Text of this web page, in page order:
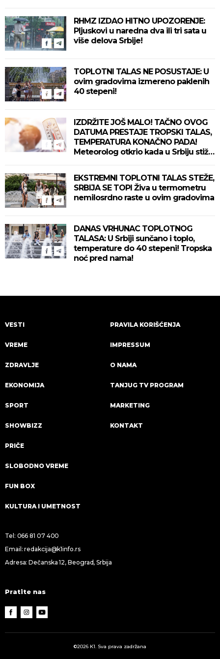
RHMZ IZDAO HITNO UPOZORENJE:
Pljuskovi u naredna dva ili tri sata u
više delova Srbije!
TOPLOTNI TALAS NE POSUSTAJE: U
ovim gradovima izmereno paklenih
40 stepeni!
IZDRŽITE JOŠ MALO! TAČNO OVOG
DATUMA PRESTAJE TROPSKI TALAS,
TEMPERATURA KONAČNO PADA!
Meteorolog otkrio kada u Srbiju stiže
EKSTREMNI TOPLOTNI TALAS STEŽE,
SRBIJA SE TOPI Živa u termometru
nemilosrdno raste u ovim gradovima
DANAS VRHUNAC TOPLOTNOG
TALASA: U Srbiji sunčano i toplo,
temperature do 40 stepeni! Tropska
noć pred nama!
VESTI
VREME
ZDRAVLJE
EKONOMIJA
SPORT
SHOWBIZZ
PRIČE
SLOBODNO VREME
FUN BOX
KULTURA I UMETNOST
PRAVILA KORIŠĆENJA
IMPRESSUM
O NAMA
TANJUG TV PROGRAM
MARKETING
KONTAKT
Tel: 066 81 07 400
Email:redakcija@k1info.rs
Adresa: Dečanska 12, Beograd, Srbija
Pratite nas
©2026 K1. Sva prava zadržana